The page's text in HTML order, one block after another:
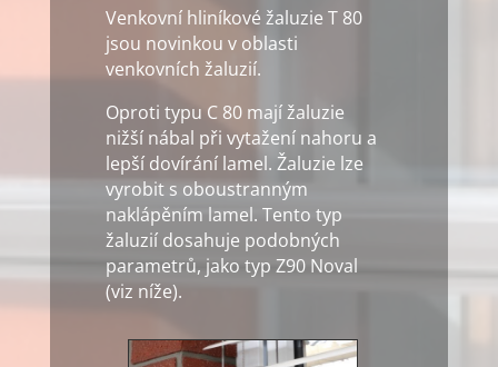
Venkovní hliníkové žaluzie T 80
jsou novinkou v oblasti
venkovních žaluzií.
Oproti typu C 80 mají žaluzie
nižší nábal při vytažení nahoru a
lepší dovírání lamel. Žaluzie lze
vyrobit s oboustranným
naklápěním lamel. Tento typ
žaluzií dosahuje podobných
parametrů, jako typ Z90 Noval
(viz níže).